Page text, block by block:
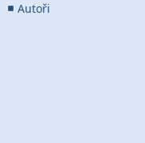
Autoři